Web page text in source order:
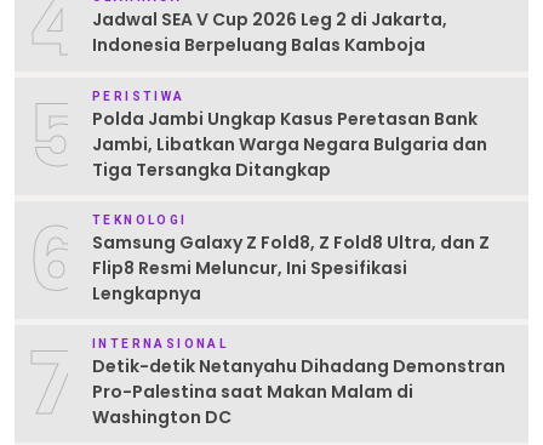
4
Jadwal SEA V Cup 2026 Leg 2 di Jakarta,
Indonesia Berpeluang Balas Kamboja
5 PERISTIWA
Polda Jambi Ungkap Kasus Peretasan Bank
Jambi, Libatkan Warga Negara Bulgaria dan
Tiga Tersangka Ditangkap
6 TEKNOLOGI
Samsung Galaxy Z Fold8, Z Fold8 Ultra, dan Z
Flip8 Resmi Meluncur, Ini Spesifikasi
Lengkapnya
7 INTERNASIONAL
Detik-detik Netanyahu Dihadang Demonstran
Pro-Palestina saat Makan Malam di
Washington DC